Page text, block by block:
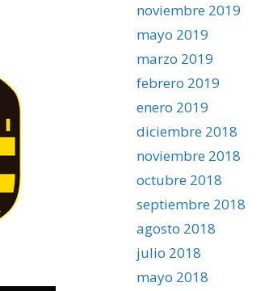
noviembre 2019
mayo 2019
marzo 2019
febrero 2019
enero 2019
diciembre 2018
noviembre 2018
octubre 2018
septiembre 2018
agosto 2018
julio 2018
mayo 2018